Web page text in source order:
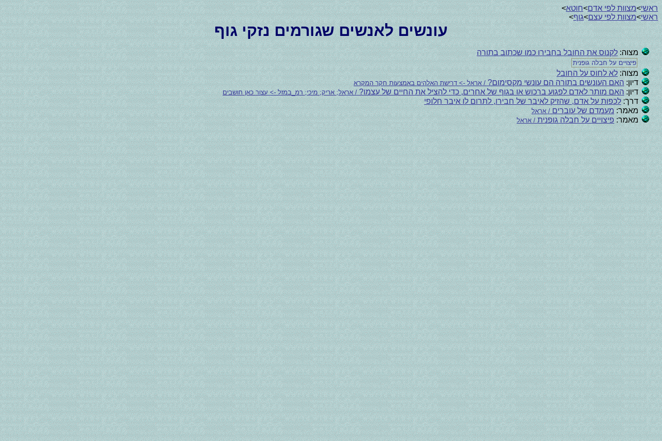
ראשי>מצוות לפי אדם>חוטא>
ראשי>מצוות לפי עצם>גוף>
עונשים לאנשים שגורמים נזקי גוף
מצוה:לקנוס את החובל בחבירו כמו שכתוב בתורה
פיצויים על חבלה גופנית
מצוה:לא לחוס על החובל
דיון:האם העונשים בתורה הם עונשי מקסימום?/ אראל -> דרישת האלהים באמצעות חקר המקרא
דיון:האם מותר לאדם לפגוע ברכוש או בגוף של אחרים, כדי להציל את החיים של עצמו?/ אראל; אריק; מיכי; רמ_במזל -> עצור כאן חושבים
דרך:לכפות על אדם, שהזיק לאיבר של חבירו, לתרום לו איבר חלופי
מאמר:מעמדם של עוברים/ אראל
מאמר:פיצויים על חבלה גופנית/ אראל